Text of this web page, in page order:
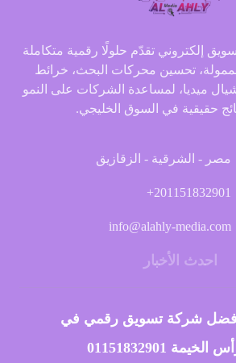
إلكتروني تقدّم حلولًا رقمية متكاملة
تحسين محركات البحث، خرائط
ميديا، لمساعدة الشركات على النمو
حقيقية في السوق الخليجي.
مصر - الشرقية - الزقازيق
201151832901+
info@alahly-media.com
احدث الأخبار
شركة تسويق رقمي في
الخيمة 01151832901